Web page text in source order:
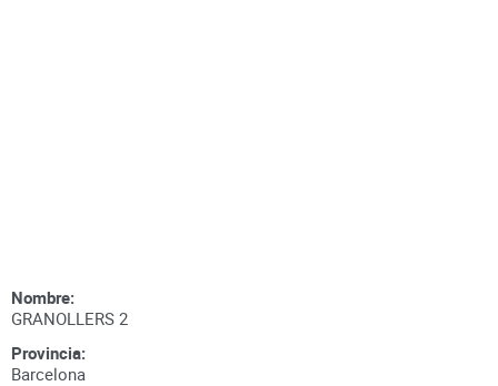
Nombre:
GRANOLLERS 2
Provincia:
Barcelona